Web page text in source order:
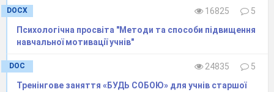
DOCX 16825
5
Психологічна просвіта "Методи та способи підвищення
навчальної мотивації учнів"
DOC 24835
5
Тренінгове заняття «БУДЬ СОБОЮ» для учнів старшої